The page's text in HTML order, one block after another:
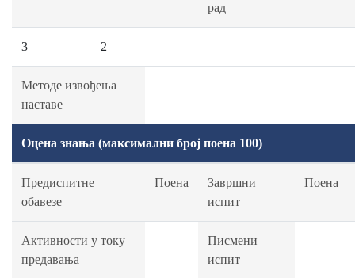
рад
3 2
Методе извођења
наставе
Оцена знања (максимални број поена 100)
Предиспитне
обавезе
Поена
Завршни
испит
Поена
Активности у току
предавања
Писмени
испит